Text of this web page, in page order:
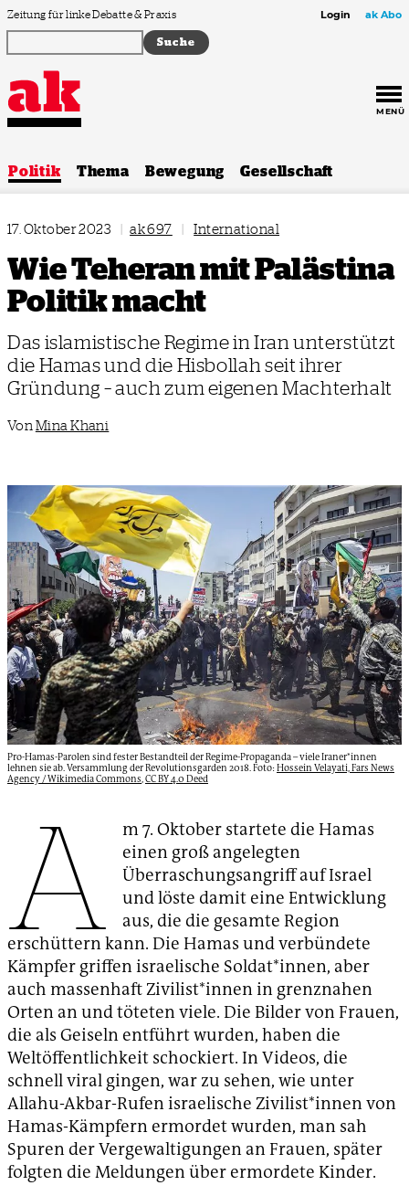
Zum Inhalt springen
Zeitung für linke Debatte & Praxis Login ak Abo
MENÜ
Politik Thema Bewegung Gesellschaft
17. Oktober 2023 | ak 697 | International
Wie Teheran mit Palästina
Politik macht
Das islamistische Regime in Iran unterstützt
die Hamas und die Hisbollah seit ihrer
Gründung – auch zum eigenen Machterhalt
Von Mina Khani
Pro-Hamas-Parolen sind fester Bestandteil der Regime-Propaganda – viele Iraner*innen
lehnen sie ab. Versammlung der Revolutionsgarden 2018. Foto:Hossein Velayati, Fars News
Agency / Wikimedia Commons CC BY 4.0 Deed
A
m 7. Oktober startete die Hamas
einen groß angelegten
Überraschungsangriff auf Israel
und löste damit eine Entwicklung
aus, die die gesamte Region
erschüttern kann. Die Hamas und verbündete
Kämpfer griffen israelische Soldat*innen, aber
auch massenhaft Zivilist*innen in grenznahen
Orten an und töteten viele. Die Bilder von Frauen,
die als Geiseln entführt wurden, haben die
Weltöffentlichkeit schockiert. In Videos, die
schnell viral gingen, war zu sehen, wie unter
Allahu-Akbar-Rufen israelische Zivilist*innen von
Hamas-Kämpfern ermordet wurden, man sah
Spuren der Vergewaltigungen an Frauen, später
folgten die Meldungen über ermordete Kinder.